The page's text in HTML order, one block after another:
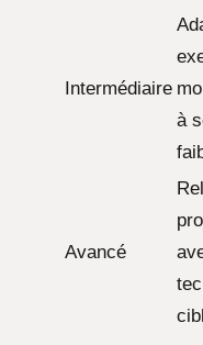
Intermédiaire
à
Avancé